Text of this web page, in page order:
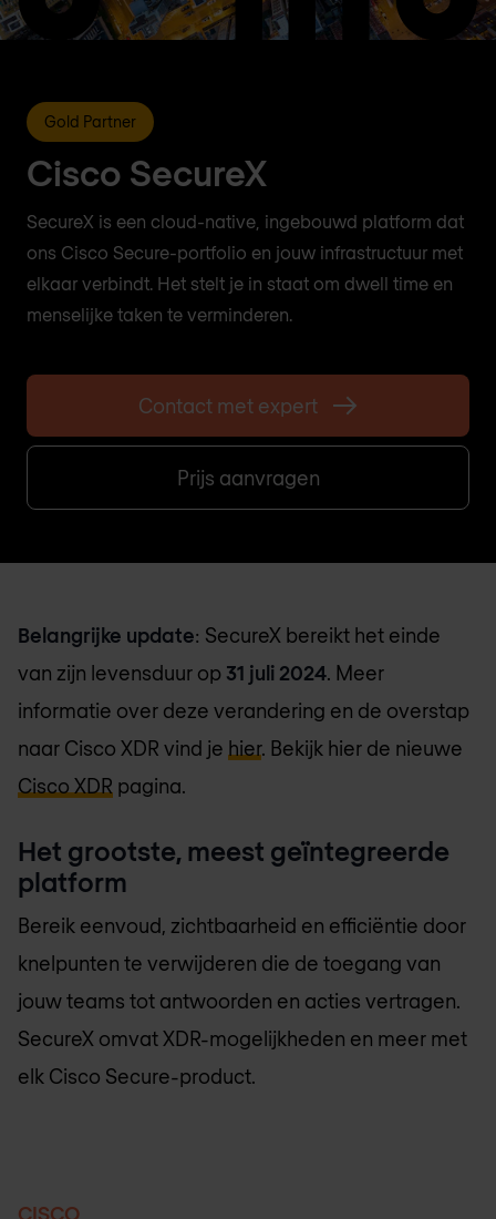
Gold Partner
Cisco SecureX
SecureX is een cloud-native, ingebouwd platform dat
ons Cisco Secure-portfolio en jouw infrastructuur met
elkaar verbindt. Het stelt je in staat om dwell time en
menselijke taken te verminderen.
Contact met expert
Prijs aanvragen
Belangrijke update: SecureX bereikt het einde
van zijn levensduur op 31 juli 2024. Meer
informatie over deze verandering en de overstap
naar Cisco XDR vind je hier. Bekijk hier de nieuwe
Cisco XDR pagina.
Het grootste, meest geïntegreerde
platform
Bereik eenvoud, zichtbaarheid en efficiëntie door
knelpunten te verwijderen die de toegang van
jouw teams tot antwoorden en acties vertragen.
SecureX omvat XDR-mogelijkheden en meer met
elk Cisco Secure-product.
CISCO